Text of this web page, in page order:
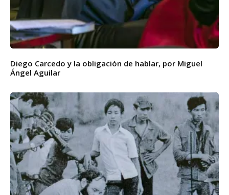
Diego Carcedo y la obligación de hablar, por Miguel
Ángel Aguilar